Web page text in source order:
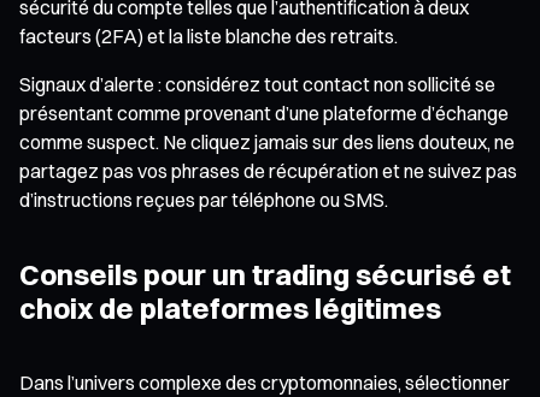
sécurité du compte telles que l’authentification à deux
facteurs (2FA) et la liste blanche des retraits.
Signaux d’alerte : considérez tout contact non sollicité se
présentant comme provenant d’une plateforme d’échange
comme suspect. Ne cliquez jamais sur des liens douteux, ne
partagez pas vos phrases de récupération et ne suivez pas
d’instructions reçues par téléphone ou SMS.
Conseils pour un trading sécurisé et
choix de plateformes légitimes
Dans l’univers complexe des cryptomonnaies, sélectionner